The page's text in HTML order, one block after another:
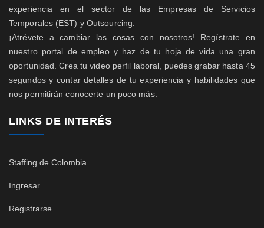
experiencia en el sector de las Empresas de Servicios
Temporales (EST) y Outsourcing.
¡Atrévete a cambiar las cosas con nosotros! Regístrate en
nuestro portal de empleo y haz de tu hoja de vida una gran
oportunidad. Crea tu video perfil laboral, puedes grabar hasta 45
segundos y contar detalles de tu experiencia y habilidades que
nos permitirán conocerte un poco más.
LINKS DE INTERÉS
Staffing de Colombia
Ingresar
Registrarse